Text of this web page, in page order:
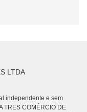
LTDA
independente e sem
TRES COMÉRCIO DE